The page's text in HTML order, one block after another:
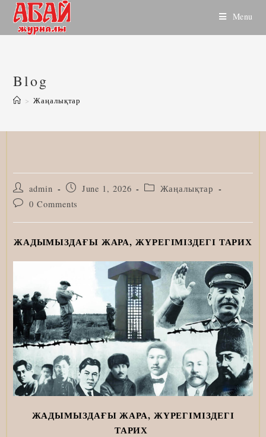
Skip
content
Menu
Blog
> Жаңалықтар
Post
author:
admin
Post
published:
June 1, 2026
Post Жаңалықтар
Post0 Comments
ЖАДЫМЫЗДАҒЫ ЖАРА, ЖҮРЕГІМІЗДЕГІ ТАРИХ
ЖАДЫМЫЗДАҒЫ ЖАРА, ЖҮРЕГІМІЗДЕГІ
ТАРИХ